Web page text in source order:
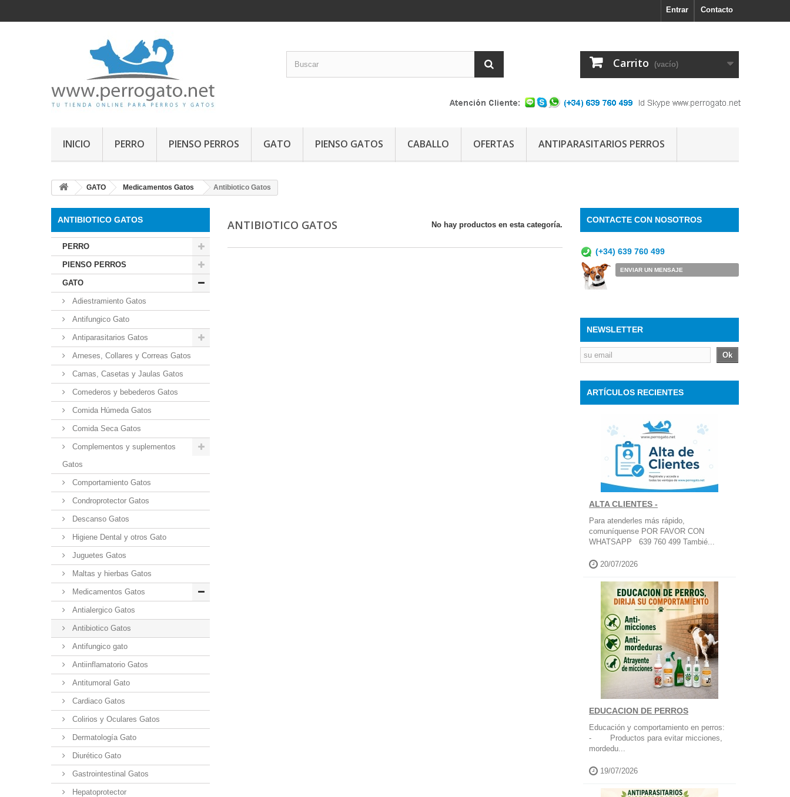
Contacto
Entrar
Carrito (vacío)
INICIO PERRO PIENSO PERROS GATO PIENSO GATOS CABALLO OFERTAS ANTIPARASITARIOS PERROS
GATO Medicamentos Gatos Antibiotico Gatos
ANTIBIOTICO GATOS
PERRO
PIENSO PERROS
GATO
Adiestramiento Gatos
Antifungico Gato
Antiparasitarios Gatos
Arneses, Collares y Correas Gatos
Camas, Casetas y Jaulas Gatos
Comederos y bebederos Gatos
Comida Húmeda Gatos
Comida Seca Gatos
Complementos y suplementos
Gatos
Comportamiento Gatos
Condroprotector Gatos
Descanso Gatos
Higiene Dental y otros Gato
Juguetes Gatos
Maltas y hierbas Gatos
Medicamentos Gatos
Antialergico Gatos
Antibiotico Gatos
Antifungico gato
Antiinflamatorio Gatos
Antitumoral Gato
Cardiaco Gatos
Colirios y Oculares Gatos
Dermatología Gato
Diurético Gato
Gastrointestinal Gatos
Hepatoprotector
ANTIBIOTICO GATOS No hay productos en esta categoría.
CONTACTE CON NOSOTROS
(+34) 639 760 499
ENVIAR UN MENSAJE
NEWSLETTER
Ok
ARTÍCULOS RECIENTES
ALTA CLIENTES -
Para atenderles más rápido,
comuníquense POR FAVOR CON
WHATSAPP 639 760 499 Tambié...
20/07/2026
EDUCACION DE PERROS
Educación y comportamiento en perros:
- Productos para evitar micciones,
mordedu...
19/07/2026